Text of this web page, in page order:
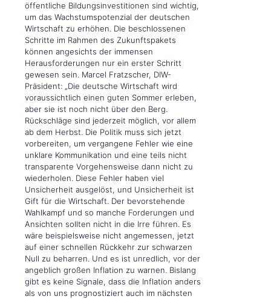
öffentliche Bildungsinvestitionen sind wichtig,
um das Wachstumspotenzial der deutschen
Wirtschaft zu erhöhen. Die beschlossenen
Schritte im Rahmen des Zukunftspakets
können angesichts der immensen
Herausforderungen nur ein erster Schritt
gewesen sein. Marcel Fratzscher, DIW-
Präsident: „Die deutsche Wirtschaft wird
voraussichtlich einen guten Sommer erleben,
aber sie ist noch nicht über den Berg.
Rückschläge sind jederzeit möglich, vor allem
ab dem Herbst. Die Politik muss sich jetzt
vorbereiten, um vergangene Fehler wie eine
unklare Kommunikation und eine teils nicht
transparente Vorgehensweise dann nicht zu
wiederholen. Diese Fehler haben viel
Unsicherheit ausgelöst, und Unsicherheit ist
Gift für die Wirtschaft. Der bevorstehende
Wahlkampf und so manche Forderungen und
Ansichten sollten nicht in die Irre führen. Es
wäre beispielsweise nicht angemessen, jetzt
auf einer schnellen Rückkehr zur schwarzen
Null zu beharren. Und es ist unredlich, vor der
angeblich großen Inflation zu warnen. Bislang
gibt es keine Signale, dass die Inflation anders
als von uns prognostiziert auch im nächsten